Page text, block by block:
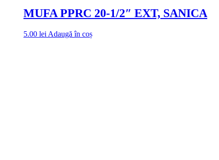
MUFA PPRC 20-1/2″ EXT, SANICA
5.00 lei Adaugă în coș